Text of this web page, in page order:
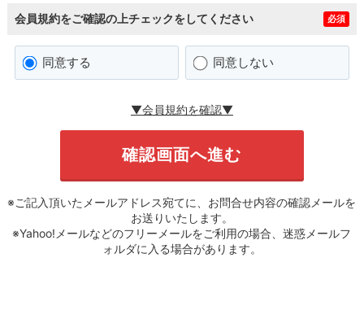
会員規約をご確認の上チェックをしてください 必須
同意する 同意しない
▼会員規約を確認▼
※ご記入頂いたメールアドレス宛てに、お問合せ内容の確認メールを
お送りいたします。
※Yahoo!メールなどのフリーメールをご利用の場合、迷惑メールフ
ォルダに入る場合があります。